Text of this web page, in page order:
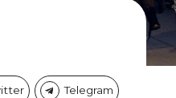
Telegram